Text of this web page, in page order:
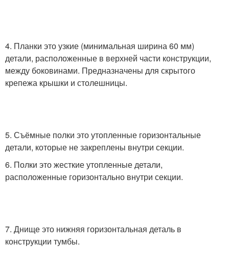
4. Планки это узкие (минимальная ширина 60 мм)
детали, расположенные в верхней части конструкции,
между боковинами. Предназначены для скрытого
крепежа крышки и столешницы.
5. Съёмные полки это утопленные горизонтальные
детали, которые не закреплены внутри секции.
6. Полки это жесткие утопленные детали,
расположенные горизонтально внутри секции.
7. Днище это нижняя горизонтальная деталь в
конструкции тумбы.